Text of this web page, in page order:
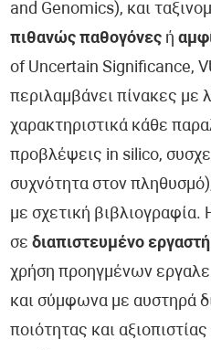
and Genomics), και
πιθανώς παθογόνες ή
of Uncertain Significance,
περιλαμβάνει πίνακες με
χαρακτηριστικά κάθε
προβλέψεις in silico,
συχνότητα στον
με σχετική βιβλιογραφία.
σεδιαπιστευμένο
χρήση προηγμένων
και σύμφωνα με αυστηρά
ποιότητας και